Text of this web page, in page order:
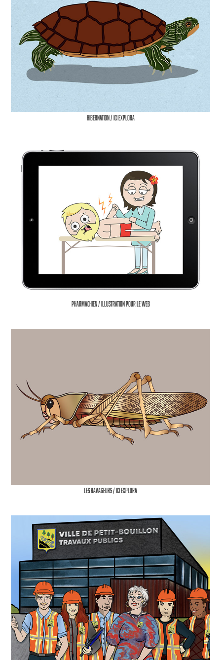
Hibernation / Ici Explora
Pharmachien / illustration pour le web
Les Ravageurs / ICI Explora